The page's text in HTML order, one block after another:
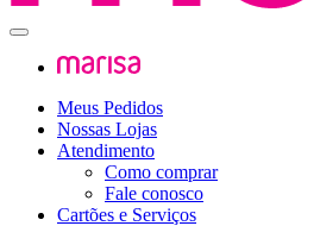
Meus Pedidos
Nossas Lojas
Atendimento
Como comprar
Fale conosco
Cartões e Serviços